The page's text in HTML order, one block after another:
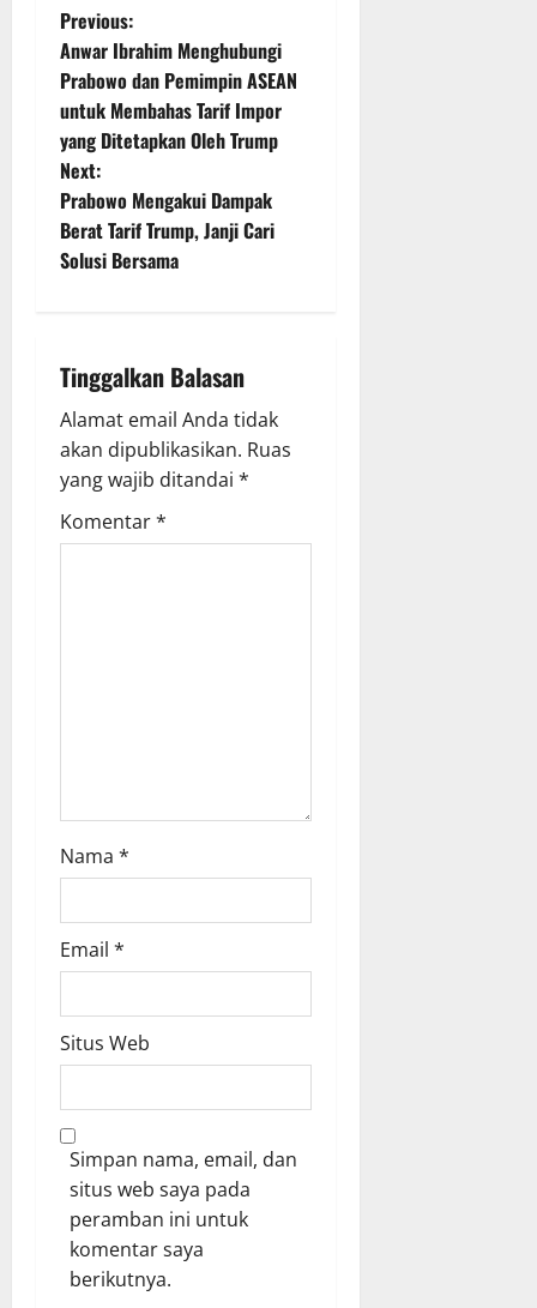
P
o
s
t
n
a
i
g
a
t
Previous:
Anwar Ibrahim Menghubungi
Prabowo dan Pemimpin ASEAN
untuk Membahas Tarif Impor
yang Ditetapkan Oleh Trump
Next:
Prabowo Mengakui Dampak
Berat Tarif Trump, Janji Cari
Solusi Bersama
Tinggalkan Balasan
Alamat email Anda tidak
akan dipublikasikan. Ruas
yang wajib ditandai *
Komentar*
Nama *
Email *
Situs Web
Simpan nama, email, dan
situs web saya pada
peramban ini untuk
komentar saya
berikutnya.